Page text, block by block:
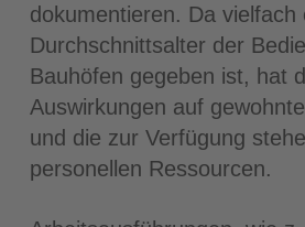
dokumentieren. Da vielfach
Durchschnittsalter der
Bauhöfen gegeben ist, hat
Auswirkungen auf
und die zur Verfügung
personellen Ressourcen.